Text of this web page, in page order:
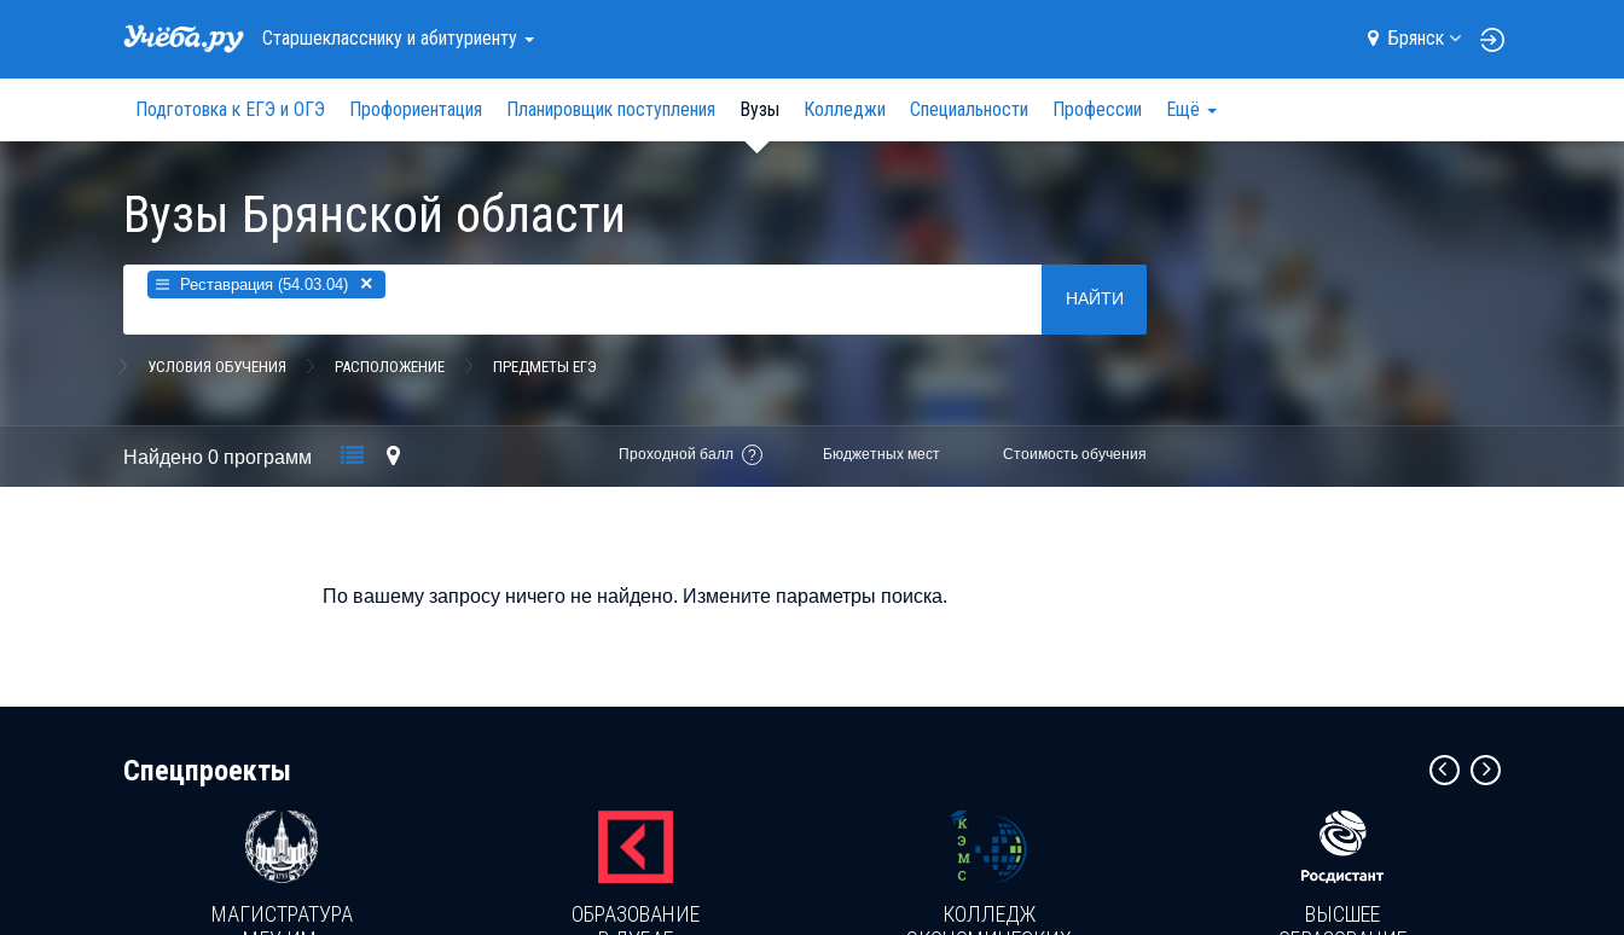
Старшеклассникуи абитуриенту Брянск
Подготовка к ЕГЭ и ОГЭ Профориентация Планировщик поступления Вузы Колледжи Специальности Профессии Ещё
Вузы Брянской области
Реставрация (54.03.04) ×
НАЙТИ
УСЛОВИЯ ОБУЧЕНИЯ РАСПОЛОЖЕНИЕ ПРЕДМЕТЫ ЕГЭ
Найдено 0 программ Проходной балл ? Бюджетных мест Стоимость обучения
По вашему запросу ничего не найдено. Измените параметры поиска.
Cпецпроекты
МАГИСТРАТУРА
ОБРАЗОВАНИЕ
КОЛЛЕДЖ
ВЫСШЕЕ